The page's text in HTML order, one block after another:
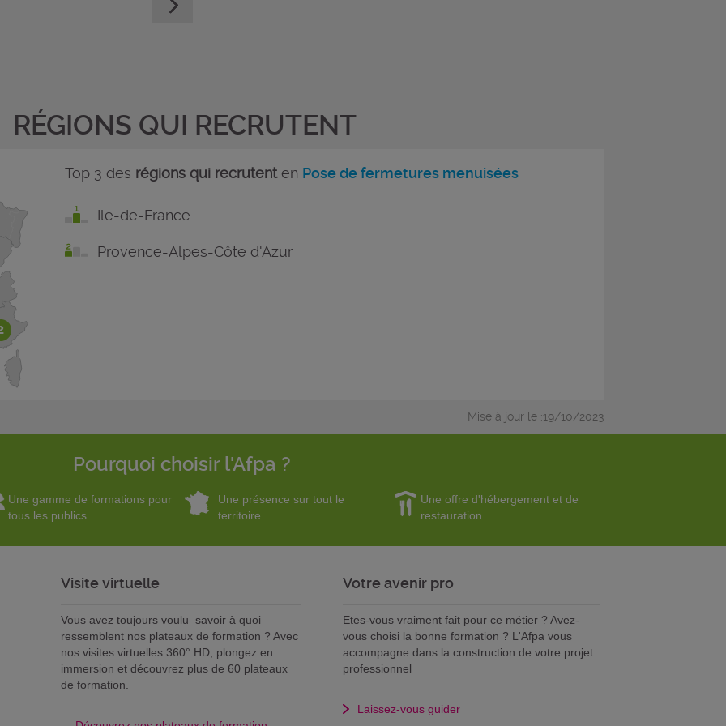
RÉGIONS QUI RECRUTENT
Top 3 des régions qui recrutenten Pose de fermetures menuisées
Ile-de-France
Provence-Alpes-Côte d'Azur
Mise à jour le :19/10/2023
Pourquoi choisir l'Afpa ?
Une gamme de formations pour
tous les publics
Une présence sur tout le
territoire
Une offre d'hébergement et de
restauration
Visite virtuelle
Vous avez toujours voulu savoir à quoi
ressemblent nos plateaux de formation ? Avec
nos visites virtuelles 360° HD, plongez en
immersion et découvrez plus de 60 plateaux
de formation.
Votre avenir pro
Etes-vous vraiment fait pour ce métier ? Avez-
vous choisi la bonne formation ? L'Afpa vous
accompagne dans la construction de votre projet
professionnel
Laissez-vous guider